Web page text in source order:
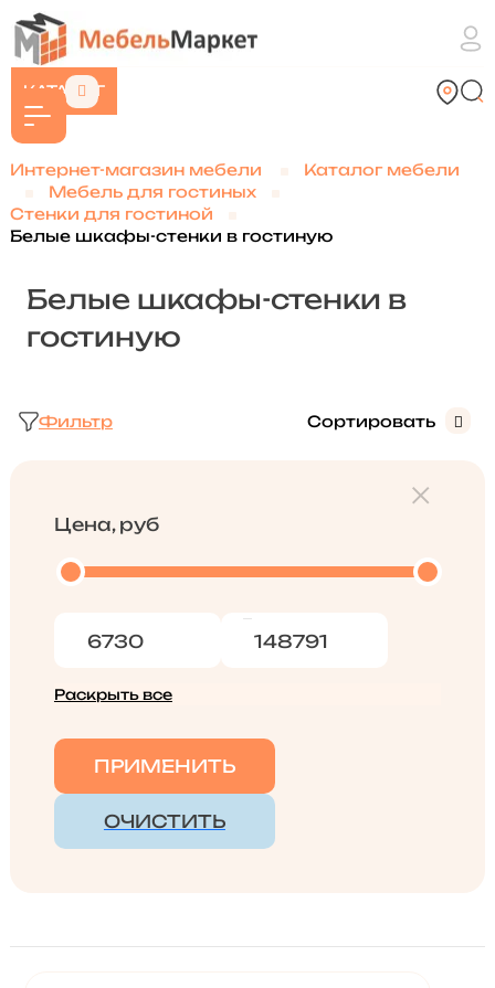
КАТАЛОГ
Интернет-магазин мебели
Каталог мебели
Мебель для гостиных
Стенки для гостиной
Белые шкафы-стенки в гостиную
Белые шкафы-стенки в
гостиную
Фильтр Сортировать
Цена, руб
Раскрыть все
ПРИМЕНИТЬ
ОЧИСТИТЬ